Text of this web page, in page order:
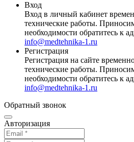
Вход
Вход в личный кабинет
технические работы.
необходимости обратитесь к
info@medtehnika-1.ru
Регистрация
Регистрация на сайте
технические работы.
необходимости обратитесь к
info@medtehnika-1.ru
Обратный звонок
Авторизация